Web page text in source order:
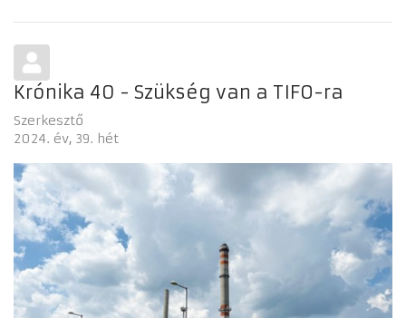
Krónika 40 - Szükség van a TIFO-ra
Szerkesztő
2024. év 39. hét